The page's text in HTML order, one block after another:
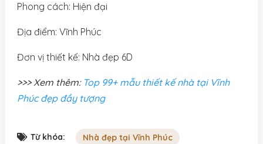
Phong cách: Hiện đại
Địa điểm: Vĩnh Phúc
Đơn vị thiết kế: Nhà đẹp 6D
>>> Xem thêm: Top 99+ mẫu thiết kế nhà tại Vĩnh
Phúc đẹp đầy tượng
Từ khóa: Nhà đẹp tại Vĩnh Phúc